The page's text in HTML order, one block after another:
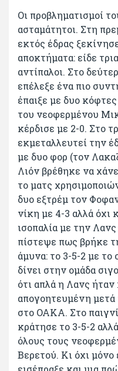
Οι προβληματισμοί
ασταμάτητοι. Στη
εκτός έδρας
αποκτήματα: είδε
αντίπαλοι. Στο
επέλεξε ένα πιο
έπαιξε με δυο
του νεοφερμένου
κέρδισε με 2-0. Στο
εκμεταλλευτεί την
με δυο φορ (τον
Λιόν βρέθηκε να
το ματς
δυο εξτρέμ τον
νίκη με 4-3 αλλά όχι
ισοπαλία με την
πίστεψε πως βρήκε
άμυνα: το 3-5-2 με το
δίνει στην ομάδα
ότι απλά η Λανς
απογοητευμένη
στο ΟΑΚΑ. Στο
κράτησε το 3-5-2
όλους τους
Βερετού. Κι όχι μόνο